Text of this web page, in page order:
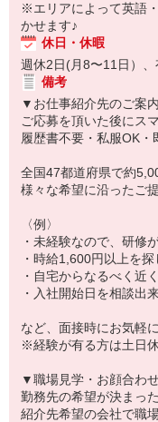
※エリアによって英語
かせます♪
休日・休暇
週休2日(月8〜11日）、
備考
▼お仕事紹介先のご案内
ご応募を頂いた後にス
履歴書不要・私服OK
全国47都道府県で約
様々な希望に沿ったご
〈例〉
・未経験なので、研修
・時給1,600円以上を探
・自宅からなるべく近
・入社開始日を相談出
など、面接時にお気軽
※経験が有る方は土日
▼職場見学・お顔合わ
勤務先の希望が決まっ
紹介先希望の会社で職